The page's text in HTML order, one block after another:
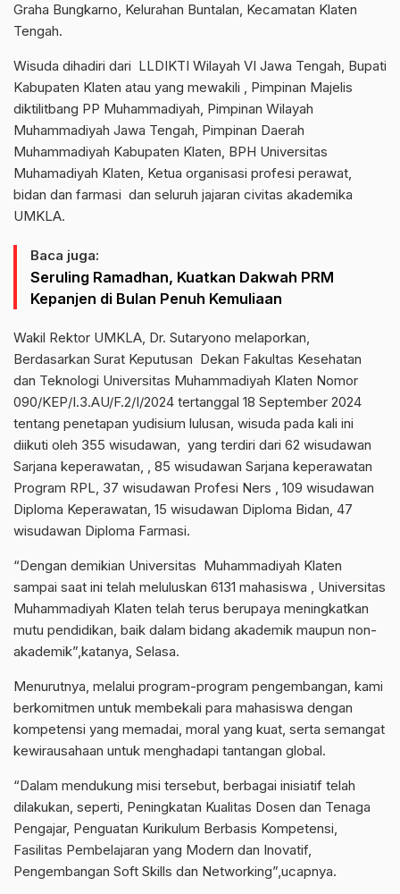
Graha Bungkarno, Kelurahan Buntalan, Kecamatan Klaten
Tengah.
Wisuda dihadiri dari LLDIKTI Wilayah VI Jawa Tengah, Bupati
Kabupaten Klaten atau yang mewakili , Pimpinan Majelis
diktilitbang PP Muhammadiyah, Pimpinan Wilayah
Muhammadiyah Jawa Tengah, Pimpinan Daerah
Muhammadiyah Kabupaten Klaten, BPH Universitas
Muhamadiyah Klaten, Ketua organisasi profesi perawat,
bidan dan farmasi dan seluruh jajaran civitas akademika
UMKLA.
Baca juga:
Seruling Ramadhan, Kuatkan Dakwah PRM
Kepanjen di Bulan Penuh Kemuliaan
Wakil Rektor UMKLA, Dr. Sutaryono melaporkan,
Berdasarkan Surat Keputusan Dekan Fakultas Kesehatan
dan Teknologi Universitas Muhammadiyah Klaten Nomor
090/KEP/I.3.AU/F.2/I/2024 tertanggal 18 September 2024
tentang penetapan yudisium lulusan, wisuda pada kali ini
diikuti oleh 355 wisudawan, yang terdiri dari 62 wisudawan
Sarjana keperawatan, , 85 wisudawan Sarjana keperawatan
Program RPL, 37 wisudawan Profesi Ners , 109 wisudawan
Diploma Keperawatan, 15 wisudawan Diploma Bidan, 47
wisudawan Diploma Farmasi.
“Dengan demikian Universitas Muhammadiyah Klaten
sampai saat ini telah meluluskan 6131 mahasiswa , Universitas
Muhammadiyah Klaten telah terus berupaya meningkatkan
mutu pendidikan, baik dalam bidang akademik maupun non-
akademik”,katanya, Selasa.
Menurutnya, melalui program-program pengembangan, kami
berkomitmen untuk membekali para mahasiswa dengan
kompetensi yang memadai, moral yang kuat, serta semangat
kewirausahaan untuk menghadapi tantangan global.
“Dalam mendukung misi tersebut, berbagai inisiatif telah
dilakukan, seperti, Peningkatan Kualitas Dosen dan Tenaga
Pengajar, Penguatan Kurikulum Berbasis Kompetensi,
Fasilitas Pembelajaran yang Modern dan Inovatif,
Pengembangan Soft Skills dan Networking”,ucapnya.